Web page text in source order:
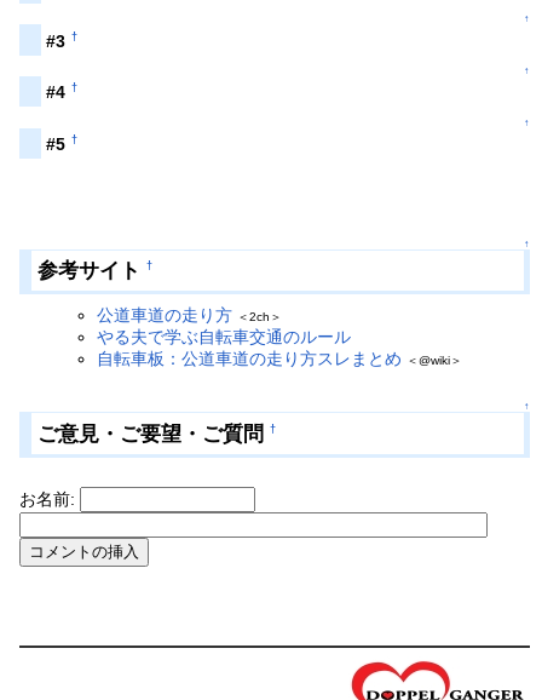
↑
#3 †
↑
#4 †
↑
#5 †
↑
参考サイト †
公道車道の走り方 ＜2ch＞
やる夫で学ぶ自転車交通のルール
自転車板：公道車道の走り方スレまとめ
＜@wiki＞
↑
ご意見・ご要望・ご質問 †
お名前: